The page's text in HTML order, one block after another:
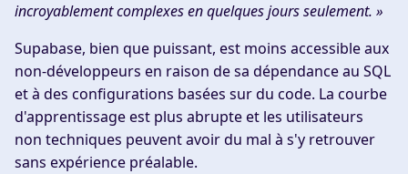
incroyablement complexes en quelques jours seulement. »
Supabase, bien que puissant, est moins accessible aux
non-développeurs en raison de sa dépendance au SQL
et à des configurations basées sur du code. La courbe
d'apprentissage est plus abrupte et les utilisateurs
non techniques peuvent avoir du mal à s'y retrouver
sans expérience préalable.